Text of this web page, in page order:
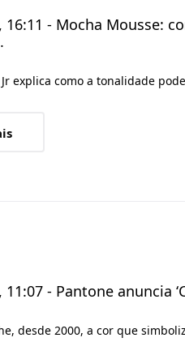
16:11 - Mocha Mousse:
explica como a tonalidade
- Pantone anuncia
desde 2000, a cor que